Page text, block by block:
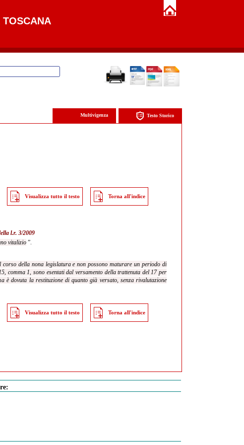
TOSCANA
Testo Storico
Multivigenza
Visualizza tutto il testo Torna all'indice
l.r. 3/2009
vitalizio ”.
corso della nona legislatura e non possono maturare un periodo di
comma 1, sono esentati dal versamento della trattenuta del 17 per
è dovuta la restituzione di quanto già versato, senza rivalutazione
Visualizza tutto il testo Torna all'indice